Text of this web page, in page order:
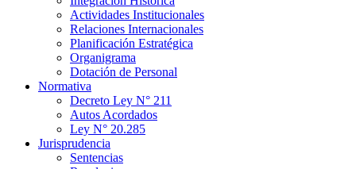
Actividades Institucionales
Relaciones Internacionales
Planificación Estratégica
Organigrama
Dotación de Personal
Normativa
Decreto Ley N° 211
Autos Acordados
Ley N° 20.285
Jurisprudencia
Sentencias